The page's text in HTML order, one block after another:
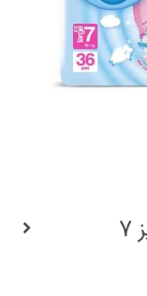
پوشک مولفیکس شورتی سایز 7